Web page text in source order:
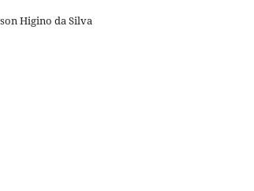
Higino da Silva